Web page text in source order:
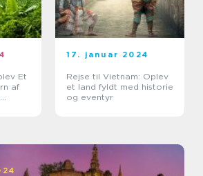
Et
af
17. januar 2024
Rejse til Vietnam: Oplev
et land fyldt med historie
og eventyr